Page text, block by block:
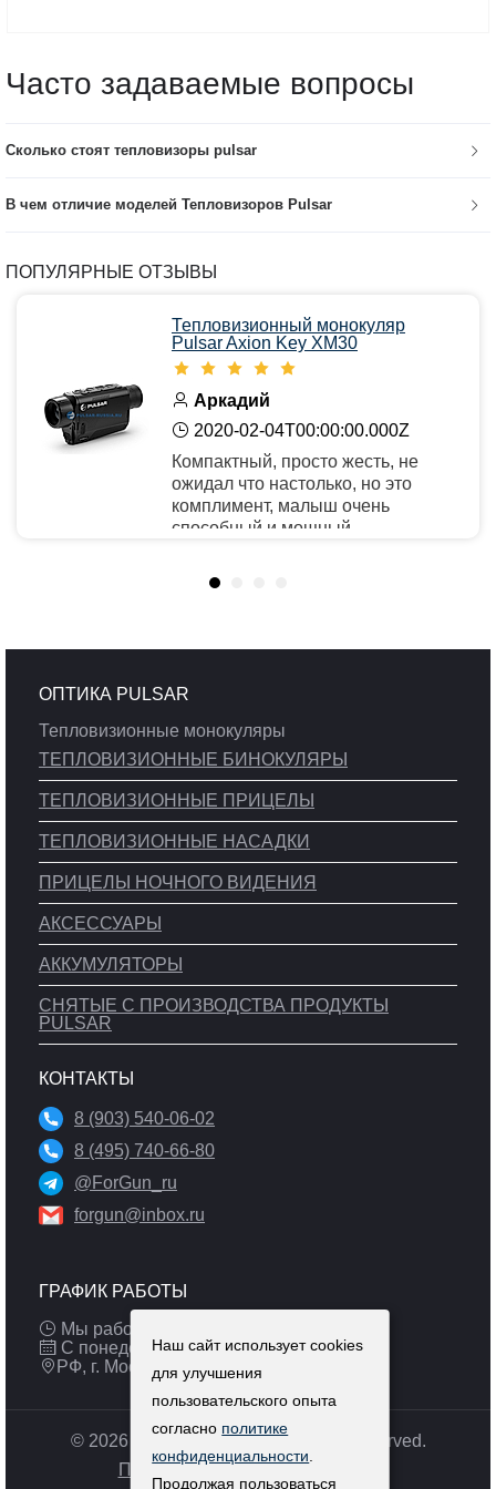
Часто задаваемые вопросы
Сколько стоят тепловизоры pulsar
В чем отличие моделей Тепловизоров Pulsar
ПОПУЛЯРНЫЕ ОТЗЫВЫ
Тепловизионный монокуляр
Pulsar Axion Key XM30
Аркадий
2020-02-04T00:00:00.000Z
Компактный, просто жесть, не
ожидал что настолько, но это
комплимент, малыш очень
способный и мощный.
ОПТИКА PULSAR
Тепловизионные монокуляры
ТЕПЛОВИЗИОННЫЕ БИНОКУЛЯРЫ
ТЕПЛОВИЗИОННЫЕ ПРИЦЕЛЫ
ТЕПЛОВИЗИОННЫЕ НАСАДКИ
ПРИЦЕЛЫ НОЧНОГО ВИДЕНИЯ
АКСЕССУАРЫ
АККУМУЛЯТОРЫ
СНЯТЫЕ С ПРОИЗВОДСТВА ПРОДУКТЫ
PULSAR
КОНТАКТЫ
8 (903) 540-06-02
8 (495) 740-66-80
@ForGun_ru
forgun@inbox.ru
ГРАФИК РАБОТЫ
Мы работаем: 9:00 — 19:00 (МСК)
С понедельника по пятницу
РФ, г. Москва
© 2026 Pulsar-russia.ru. All Rights Reserved.
Политика конфиденциальности
Наш сайт использует cookies
для улучшения
пользовательского опыта
согласно политике
конфиденциальности
Продолжая пользоваться